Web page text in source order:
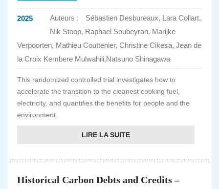
2025 Auteurs :
Sébastien Desbureaux, Lara Collart,
Nik Stoop, Raphael Soubeyran, Marijke
Verpoorten, Mathieu Couttenier, Christine Cikesa, Jean de
la Croix Kembere Mulwahili,Natsuno Shinagawa
This randomized controlled trial investigates how to
accelerate the transition to the cleanest cooking fuel,
electricity, and quantifies the benefits for people and the
environment.
LIRE LA SUITE
Historical Carbon Debts and Credits –